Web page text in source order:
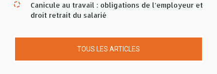
Canicule au travail : obligations de l’employeur et
droit retrait du salarié
TOUS LES ARTICLES